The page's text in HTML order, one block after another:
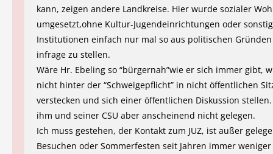
kann, zeigen andere Landkreise. Hier wurde sozialer
umgesetzt,ohne Kultur-Jugendeinrichtungen oder
Institutionen einfach nur mal so aus politischen
infrage zu stellen.
Wäre Hr. Ebeling so “bürgernah”wie er sich immer gibt,
nicht hinter der “Schweigepflicht” in nicht öffentlichen
verstecken und sich einer öffentlichen Diskussion
ihm und seiner CSU aber anscheinend nicht gelegen.
Ich muss gestehen, der Kontakt zum JUZ, ist außer
Besuchen oder Sommerfesten seit Jahren immer